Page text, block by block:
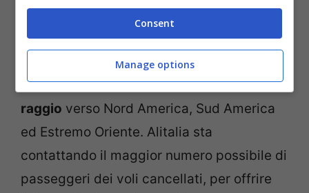
15% dei voli
venerdì 24 luglio,di corto e medio raggio.
La compagnia riferisce che “
alcuna cancellazione per i voli di lungo
raggio verso Nord America, Sud America
ed Estremo Oriente. Alitalia sta
contattando il maggior numero possibile di
passeggeri dei voli cancellati, per offrire
Consent
Manage options